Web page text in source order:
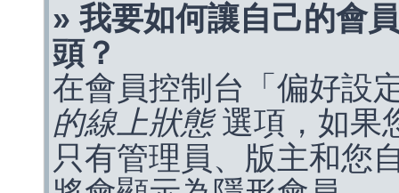
» 我要如何讓自己的會
頭？
在會員控制台「偏好設
的線上狀態選項，如果
只有管理員、版主和您